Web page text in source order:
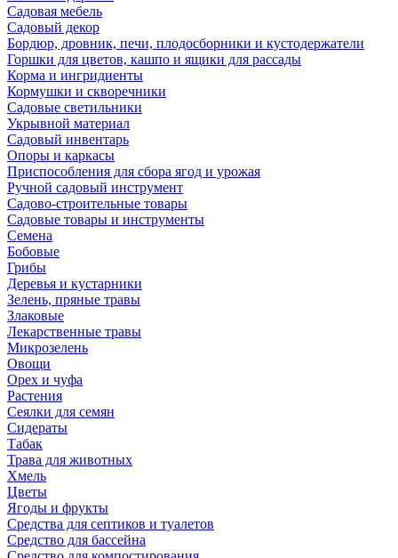
Садовая мебель
Садовый декор
Бордюр, дровник, печи, плодосборники и кустодержатели
Горшки для цветов, кашпо и ящики для рассады
Корма и ингридиенты
Кормушки и скворечники
Садовые светильники
Укрывной материал
Садовый инвентарь
Опоры и каркасы
Приспособления для сбора ягод и урожая
Ручной садовый инструмент
Садово-строительные товары
Садовые товары и инструменты
Семена
Бобовые
Грибы
Деревья и кустарники
Зелень, пряные травы
Злаковые
Лекарственные травы
Микрозелень
Овощи
Орех и чуфа
Растения
Сеялки для семян
Сидераты
Табак
Трава для животных
Хмель
Цветы
Ягоды и фрукты
Средства для септиков и туалетов
Средство для бассейна